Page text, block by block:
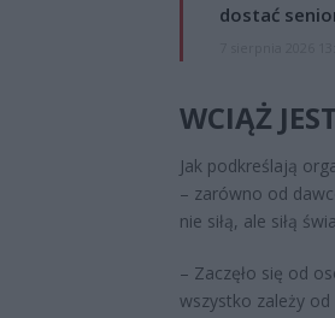
dostać
WCIĄŻ
Jak podkreślają
– zarówno od
nie siłą, ale siłą
– Zaczęło się od
wszystko zależy